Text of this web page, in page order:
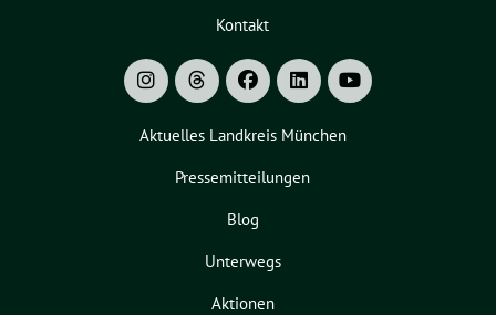
Kontakt
Aktuelles Landkreis München
Pressemitteilungen
Blog
Unterwegs
Aktionen